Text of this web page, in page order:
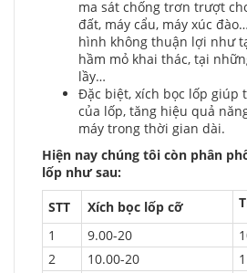
ma sát chống trơn trượt
đất, máy cẩu, máy xúc
hình không thuận lợi như
hầm mỏ khai thác, tại
lầy…
Đặc biệt, xích bọc lốp giúp
của lốp, tăng hiệu quả
máy trong thời gian dài.
Hiện nay chúng tôi còn phân
lốp như sau:
STT
Xích bọc lốp cỡ
1
9.00-20
2
10.00-20